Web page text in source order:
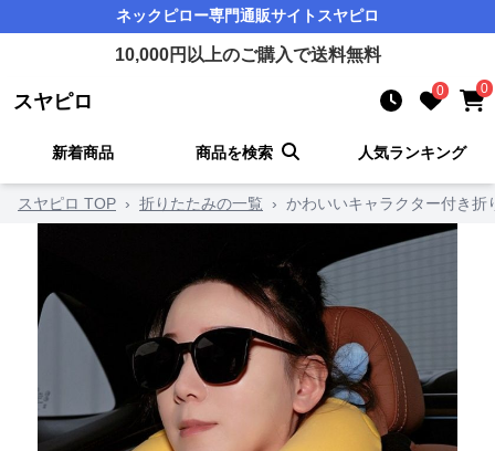
ネックピロー専門通販サイト スヤピロ
10,000円以上のご購入で送料無料
スヤピロ 0 0
新着商品 商品を検索 人気ランキング
スヤピロ TOP › 折りたたみの一覧 › かわいいキャラクター付き折